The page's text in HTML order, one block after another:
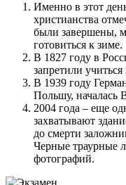
Именно в этот
христианства
были завершены,
готовиться к зиме.
В 1827 году в
запретили
В 1939 году
Польшу, началась
2004 года – еще
захватывают
до смерти
Черные траурные
фотографий.